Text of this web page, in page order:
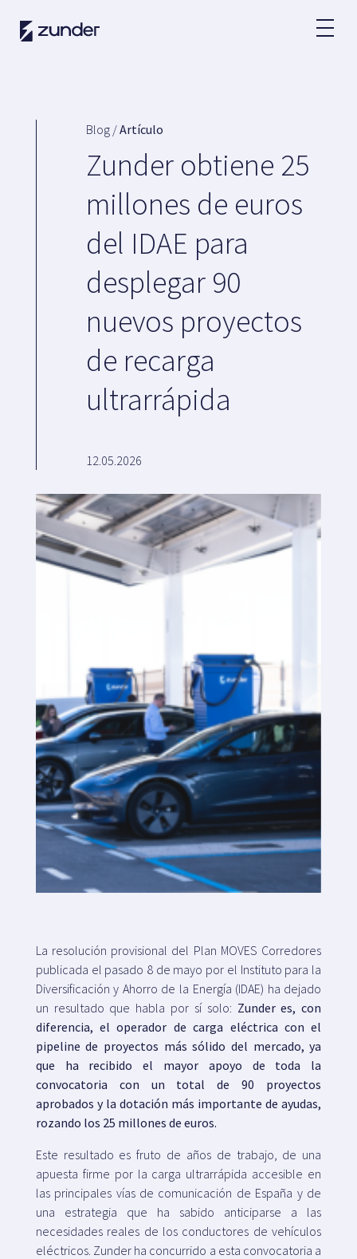
ES
App de Zunder
Grandes cuentas
Plataforma SaaS
Para quién
Buscamos ubicaciones
Mapa
Blog
+34 979 300 500
Blog /Artículo
Zunder obtiene 25
millones de euros
del IDAE para
desplegar 90
nuevos proyectos
de recarga
ultrarrápida
12.05.2026
La resolución provisional del Plan MOVES Corredores
publicada el pasado 8 de mayo por el Instituto para la
Diversificación y Ahorro de la Energía (IDAE) ha dejado
un resultado que habla por sí solo: Zunder es, con
diferencia, el operador de carga eléctrica con el
pipeline de proyectos más sólido del mercado, ya
que ha recibido el mayor apoyo de toda la
convocatoria con un total de 90 proyectos
aprobados y la dotación más importante de ayudas,
rozando los 25 millones de euros.
Este resultado es fruto de años de trabajo, de una
apuesta firme por la carga ultrarrápida accesible en
las principales vías de comunicación de España y de
una estrategia que ha sabido anticiparse a las
necesidades reales de los conductores de vehículos
eléctricos. Zunder ha concurrido a esta convocatoria a